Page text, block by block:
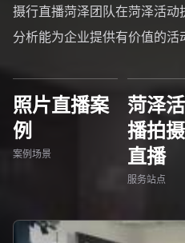
摄行直播菏泽团队在菏泽活
分析能为企业提供有价值的活
照片直播案
例
案例场景
菏泽
播拍
直播
服务站点